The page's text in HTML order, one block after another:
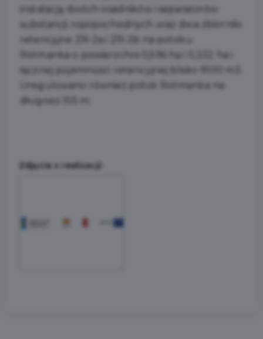
instalacją dwóch osadników i separatorów
substancji ropopochodnych oraz dwa zbiorniki
retencyjne ZR-2a i ZR-2b na potoku
Rotmanka o powierzchni 0,596 ha i 0,332 ha i
łącznej pojemności retencyjnej blisko 9100 m3.
Uregulowano również potok Rotmanka na
długości 155 m.
Zdjęcia z realizacji: